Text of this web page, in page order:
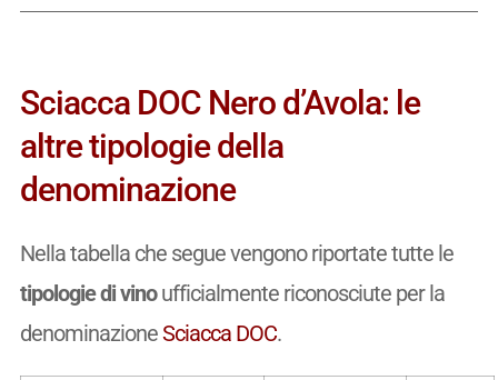
Sciacca DOC Nero d’Avola: le
altre tipologie della
denominazione
Nella tabella che segue vengono riportate tutte le
tipologie di vinoufficialmente riconosciute per la
denominazioneSciacca DOC.